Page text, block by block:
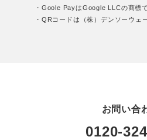
・Goole PayはGoogle LLCの商標で
・QRコードは（株）デンソーウェ
お問い合
0120-